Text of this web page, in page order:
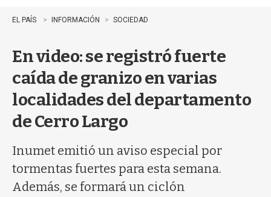
EL PAÍS INFORMACIÓN SOCIEDAD
En video: se registró fuerte
caída de granizo en varias
localidades del departamento
de Cerro Largo
Inumet emitió un aviso especial por
tormentas fuertes para esta semana.
Además, se formará un ciclón